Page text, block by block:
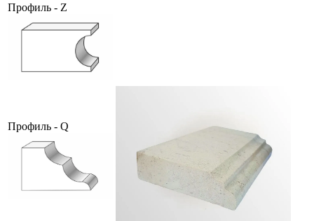
Профиль - Z
Профиль - Q